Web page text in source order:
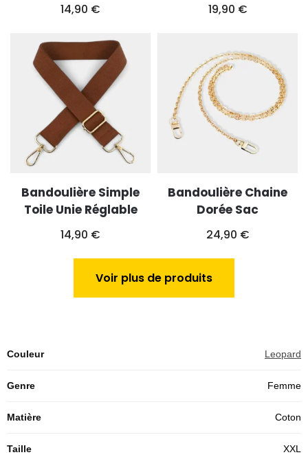
14,90 € 19,90 €
Bandoulière Simple
Toile Unie Réglable
14,90 €
Bandoulière Chaine
Dorée Sac
24,90 €
Voir plus de produits
Couleur Leopard
Genre Femme
Matière Coton
Taille XXL